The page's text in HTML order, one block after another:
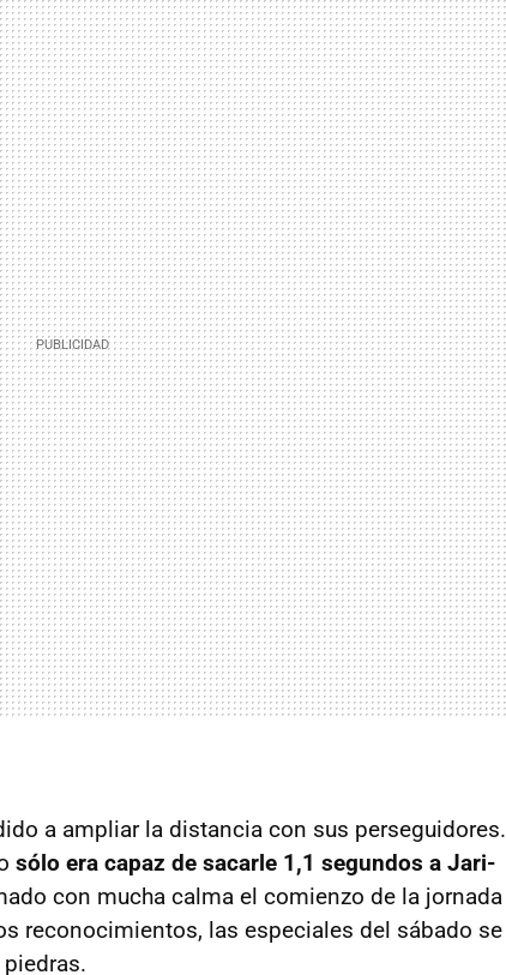
a ampliar la distancia con sus perseguidores.
sólo era capaz de sacarle 1,1 segundos a Jari-
con mucha calma el comienzo de la jornada
reconocimientos, las especiales del sábado se